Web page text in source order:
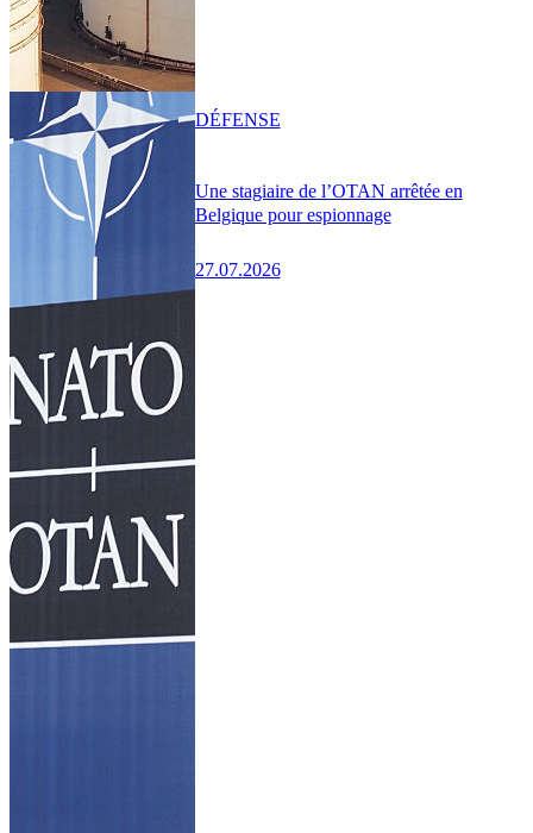
Une stagiaire de l’OTAN arrêtée en
Belgique pour espionnage
27.07.2026
DÉFENSE